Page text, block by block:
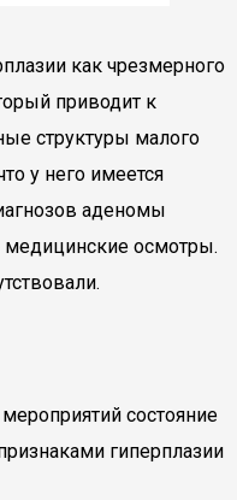
как чрезмерного
приводит к
структуры малого
у него имеется
аденомы
медицинские осмотры.
состояние
гиперплазии